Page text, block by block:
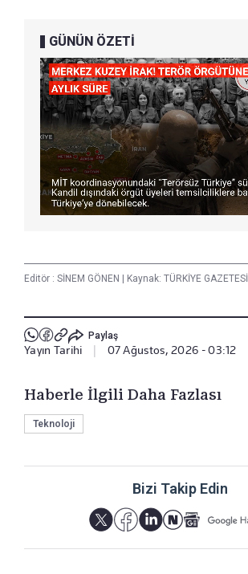
GÜNÜN ÖZETİ
Editör : SİNEM GÖNEN | Kaynak: TÜRKİYE GAZETESİ
Paylaş
Yayın Tarihi 07 Ağustos, 2026 - 03:12
Haberle İlgili Daha Fazlası
Teknoloji
Bizi Takip Edin